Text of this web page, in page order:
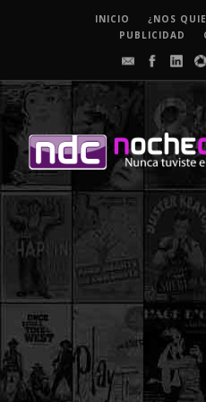
INICIO
¿NOS
PUBLICIDAD